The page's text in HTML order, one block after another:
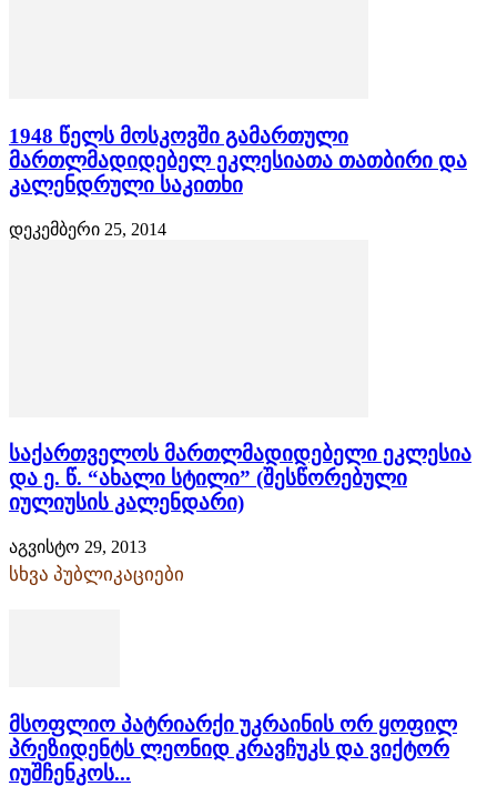
1948 წელს მოსკოვში გამართული
მართლმადიდებელ ეკლესიათა თათბირი და
კალენდრული საკითხი
დეკემბერი 25, 2014
საქართველოს მართლმადიდებელი ეკლესია
და ე. წ. “ახალი სტილი” (შესწორებული
იულიუსის კალენდარი)
აგვისტო 29, 2013
სხვა პუბლიკაციები
მსოფლიო პატრიარქი უკრაინის ორ ყოფილ
პრეზიდენტს ლეონიდ კრავჩუკს და ვიქტორ
იუშჩენკოს...